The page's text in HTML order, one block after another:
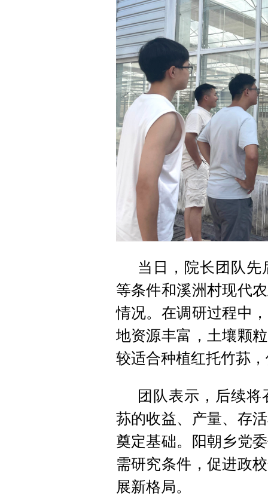
当日，院长团队
等条件和溪洲村现代
情况。在调研过程中
地资源丰富，土壤颗
较适合种植红托竹荪
团队表示，后续
荪的收益、产量、存
奠定基础。阳朝乡党
需研究条件，促进政
展新格局。